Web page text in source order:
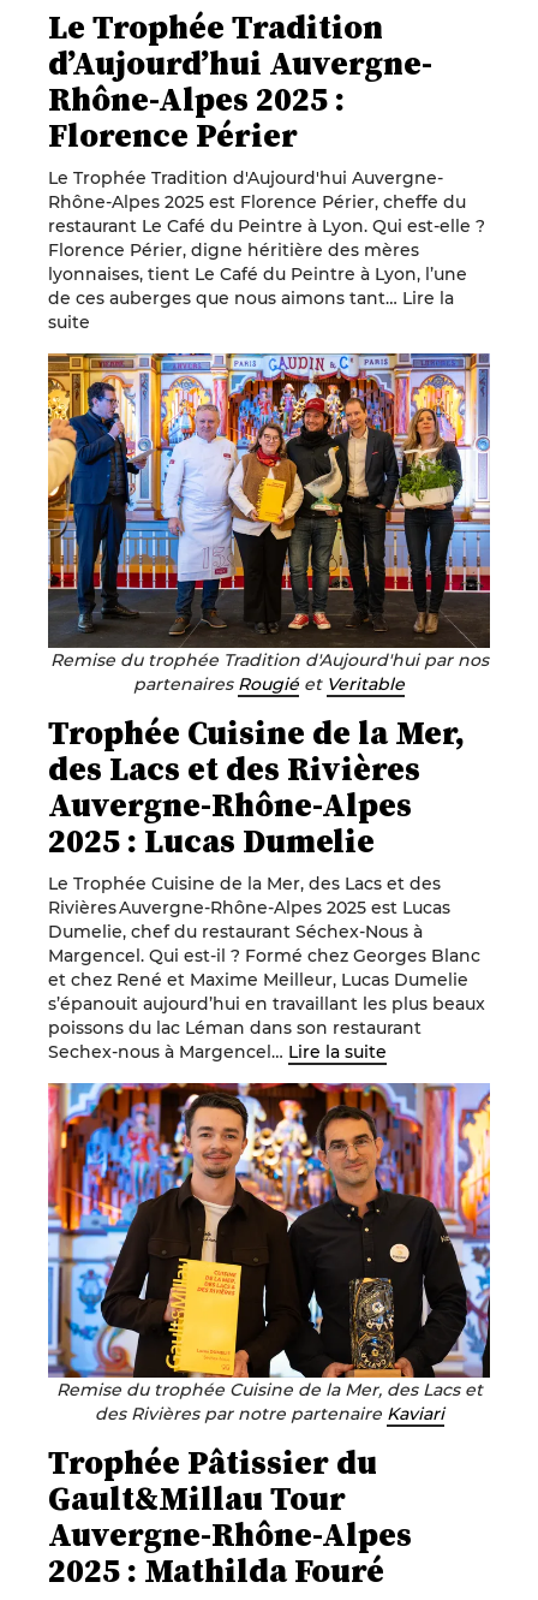
Le Trophée Tradition
d’Aujourd’hui Auvergne-
Rhône-Alpes 2025 :
Florence Périer
Le Trophée Tradition d'Aujourd'hui Auvergne-
Rhône-Alpes 2025 est Florence Périer, cheffe du
restaurant Le Café du Peintre à Lyon. Qui est-elle ?
Florence Périer, digne héritière des mères
lyonnaises, tient Le Café du Peintre à Lyon, l’une
de ces auberges que nous aimons tant… Lire la
suite
Remise du trophée Tradition d'Aujourd'hui par nos
partenaires Rougié et Veritable
Trophée Cuisine de la Mer,
des Lacs et des Rivières
Auvergne-Rhône-Alpes
2025 : Lucas Dumelie
Le Trophée Cuisine de la Mer, des Lacs et des
Rivières Auvergne-Rhône-Alpes 2025 est Lucas
Dumelie, chef du restaurant Séchex-Nous à
Margencel. Qui est-il ? Formé chez Georges Blanc
et chez René et Maxime Meilleur, Lucas Dumelie
s’épanouit aujourd’hui en travaillant les plus beaux
poissons du lac Léman dans son restaurant
Sechex-nous à Margencel… Lire la suite
Remise du trophée Cuisine de la Mer, des Lacs et
des Rivières par notre partenaire Kaviari
Trophée Pâtissier du
Gault&Millau Tour
Auvergne-Rhône-Alpes
2025 : Mathilda Fouré